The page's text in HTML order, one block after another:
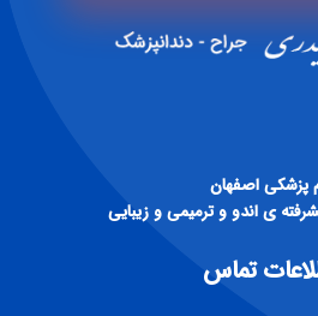
پزشكی اصفهان
ی اندو و ترميمی و زيبايی
تماس